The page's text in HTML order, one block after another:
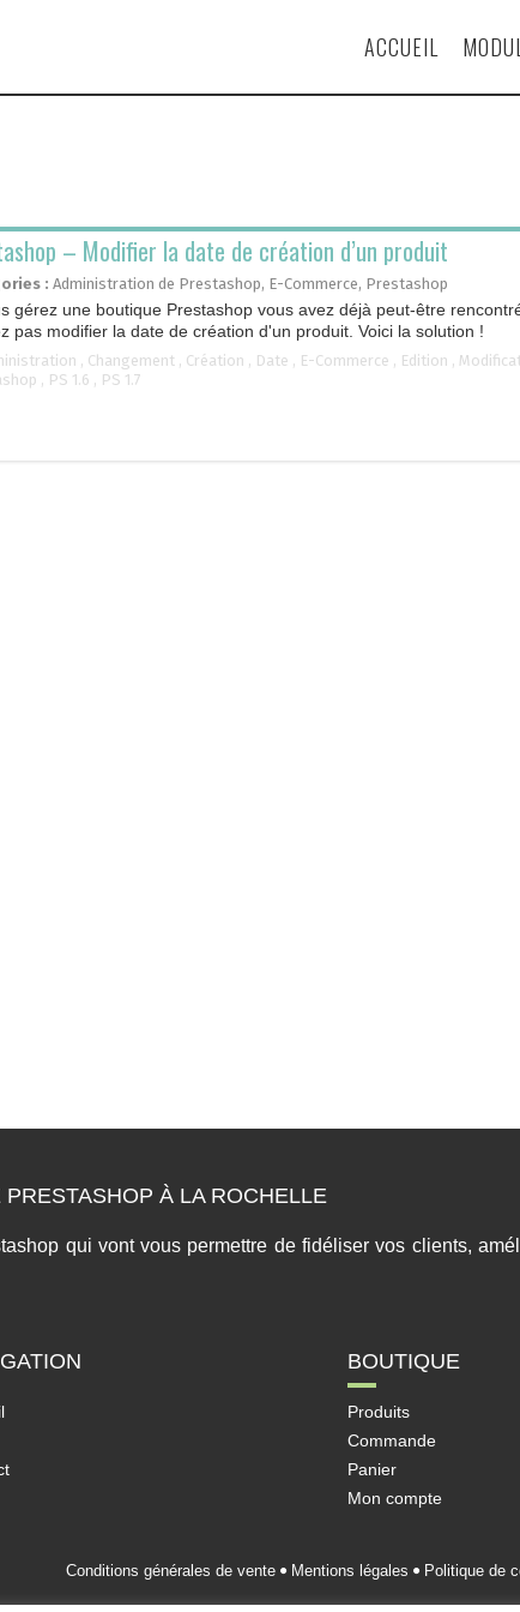
ACCUEIL
– Modifier la date de création d’un produit
: Administration de Prestashop, E-Commerce, Prestashop
gérez une boutique Prestashop vous avez déjà peut-être
pas modifier la date de création d'un produit. Voici la solution !
, Changement , Création , Date , E-Commerce , Edition ,
, PS 1.6 , PS 1.7
À LA ROCHELLE
qui vont vous permettre de fidéliser vos clients,
BOUTIQUE
Produits
Commande
Panier
Mon compte
Conditions générales de vente Mentions légales Politique de